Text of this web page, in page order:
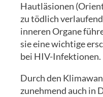
Hautläsionen
zu tödlich
inneren Organe
sie eine wichtige
bei HIV-Infektionen.
Durch den
zunehmend auch in